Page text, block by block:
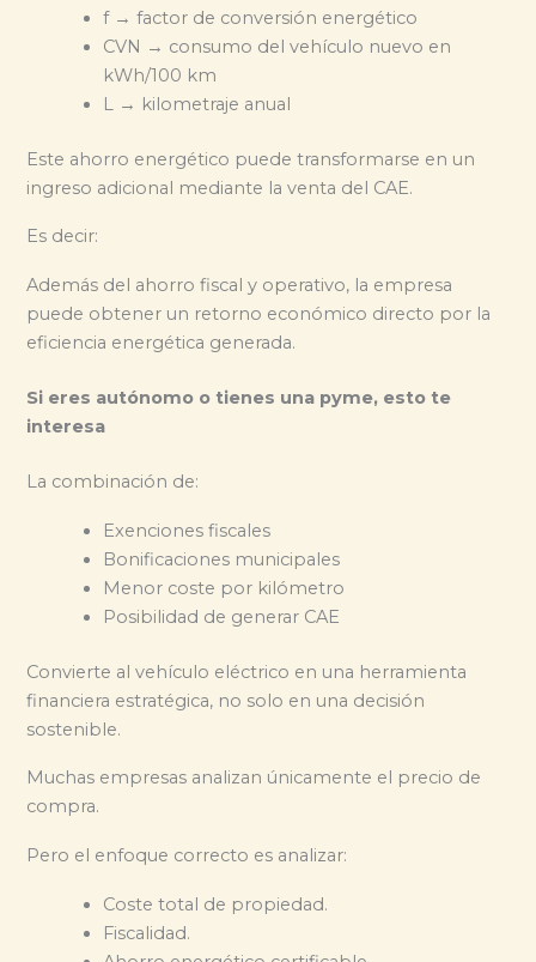
f → factor de conversión energético
CVN → consumo del vehículo nuevo en
kWh/100 km
L → kilometraje anual
Este ahorro energético puede transformarse en un
ingreso adicional mediante la venta del CAE.
Es decir:
Además del ahorro fiscal y operativo, la empresa
puede obtener un retorno económico directo por la
eficiencia energética generada.
Si eres autónomo o tienes una pyme, esto te
interesa
La combinación de:
Exenciones fiscales
Bonificaciones municipales
Menor coste por kilómetro
Posibilidad de generar CAE
Convierte al vehículo eléctrico en una herramienta
financiera estratégica, no solo en una decisión
sostenible.
Muchas empresas analizan únicamente el precio de
compra.
Pero el enfoque correcto es analizar:
Coste total de propiedad.
Fiscalidad.